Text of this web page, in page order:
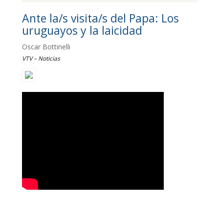
Ante la/s visita/s del Papa: Los
uruguayos y la laicidad
Oscar Bottinelli
VTV – Noticias